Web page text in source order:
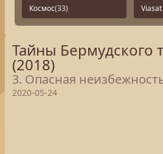
Космос(33)
Тайны Бермудского
(2018)
3. Опасная
2020-05-24